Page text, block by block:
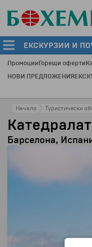
ЕКСКУРЗИИ И
ПромоцииГорещи оферти
НОВИ ПРЕДЛОЖЕНИЯ
Начало Туристически
Барселона,